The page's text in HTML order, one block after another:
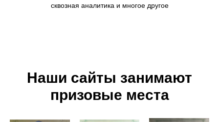
сквозная аналитика и многое другое
Наши сайты занимают
призовые места